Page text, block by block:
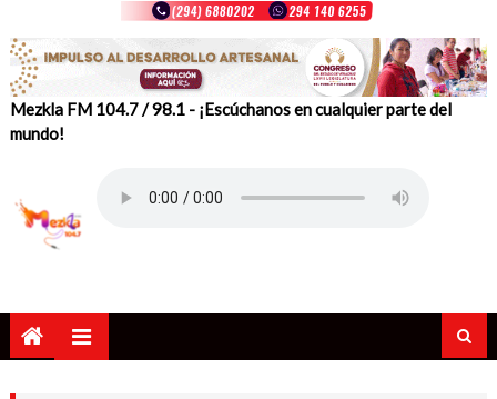
Mezkla FM 104.7 / 98.1 - ¡Escúchanos en cualquier parte del
mundo!